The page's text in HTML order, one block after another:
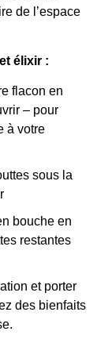
de l’espace
élixir :
flacon en
– pour
à votre
sous la
bouche en
restantes
et porter
des bienfaits